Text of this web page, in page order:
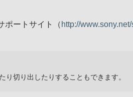
ポートサイト（ http://
切り出したりすることもできます。